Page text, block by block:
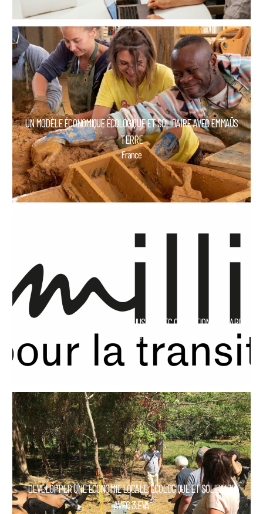
UN MODÈLE ÉCONOMIQUE ÉCOLOGIQUE ET SOLIDAIRE AVEC EMMAÜS
TERRE
France
1 MILLIARD POUR UNE TRANSITION JUSTE AVEC OPÉRATION MILLIARD
France
DÉVELOPPER UNE ÉCONOMIE LOCALE, ÉCOLOGIQUE ET SOLIDAIRE
AVEC 3.EVA